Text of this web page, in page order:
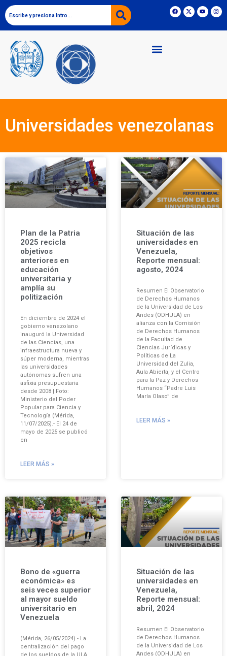
Universidades venezolanas
Plan de la Patria
2025 recicla
objetivos
anteriores en
educación
universitaria y
amplía su
politización
En diciembre de 2024 el
gobierno venezolano
inauguró la Universidad
de las Ciencias, una
infraestructura nueva y
súper moderna, mientras
las universidades
autónomas sufren una
asfixia presupuestaria
desde 2008 | Foto:
Ministerio del Poder
Popular para Ciencia y
Tecnología (Mérida,
11/07/2025).- El 24 de
mayo de 2025 se publicó
en
LEER MÁS »
Situación de las
universidades en
Venezuela,
Reporte mensual:
agosto, 2024
Resumen El Observatorio
de Derechos Humanos
de la Universidad de Los
Andes (ODHULA) en
alianza con la Comisión
de Derechos Humanos
de la Facultad de
Ciencias Jurídicas y
Políticas de La
Universidad del Zulia,
Aula Abierta, y el Centro
para la Paz y Derechos
Humanos “Padre Luis
María Olaso” de
LEER MÁS »
Bono de «guerra
económica» es
seis veces superior
al mayor sueldo
universitario en
Venezuela
(Mérida, 26/05/2024).- La
centralización del pago
Situación de las
universidades en
Venezuela,
Reporte mensual:
abril, 2024
Resumen El Observatorio
de Derechos Humanos
de la Universidad de Los
Andes (ODHULA) en